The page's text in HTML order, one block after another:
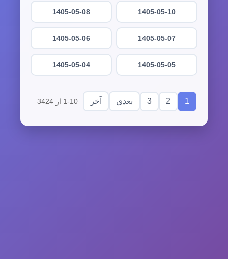
1405-05-10
1405-05-08
1405-05-07
1405-05-06
1405-05-05
1405-05-04
1
2
3 بعدی آخر 1-10 از 3424